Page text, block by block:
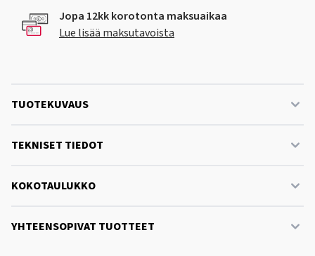
Jopa 12kk korotonta maksuaikaa
Lue lisää maksutavoista
TUOTEKUVAUS
TEKNISET TIEDOT
KOKOTAULUKKO
YHTEENSOPIVAT TUOTTEET